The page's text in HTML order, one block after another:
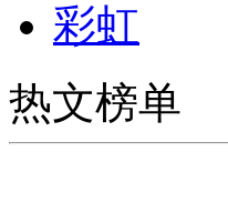
彩虹
热文榜单